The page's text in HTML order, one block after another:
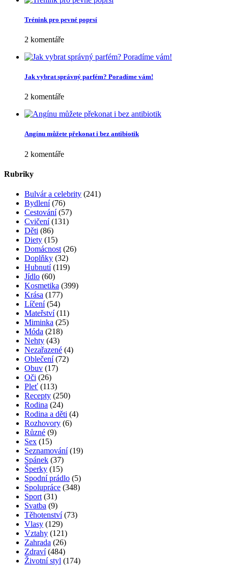
Trénink pro pevné poprsí
2 komentáře
Jak vybrat správný parfém? Poradíme vám!
2 komentáře
Angínu můžete překonat i bez antibiotik
2 komentáře
Rubriky
Bulvár a celebrity (241)
Bydlení(76)
Cestování(57)
Cvičení(131)
Děti (86)
Diety (15)
Domácnost (26)
Doplňky (32)
Hubnutí(119)
Jídlo (60)
Kosmetika (399)
Krása (177)
Líčení(54)
Mateřství(11)
Miminka (25)
Móda (218)
Nehty (43)
Nezařazené (4)
Oblečení(72)
Obuv (17)
Oči (26)
Pleť (113)
Recepty (250)
Rodina (24)
Rodina a děti (4)
Rozhovory (6)
Různé (9)
Sex (15)
Seznamování(19)
Spánek (37)
Šperky (15)
Spodní prádlo (5)
Spolupráce (348)
Sport (31)
Svatba (9)
Těhotenství(73)
Vlasy (129)
Vztahy (121)
Zahrada (26)
Zdraví(484)
Životní styl (174)